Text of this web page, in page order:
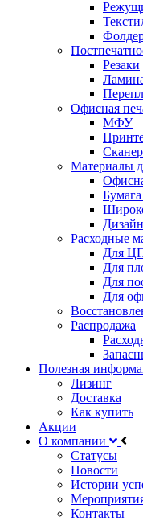
Резаки
Офисная
МФУ
Материалы
Расходные
Для
Для
Для
Для
Распродажа
Полезная
Лизинг
Доставка
Как купить
Акции
О компании
Статусы
Новости
Истории
Контакты